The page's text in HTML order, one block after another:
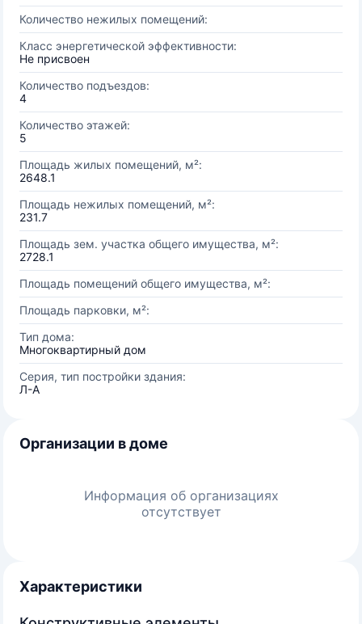
Количество нежилых помещений:
Класс энергетической эффективности:
Не присвоен
Количество подъездов:
4
Количество этажей:
5
Площадь жилых помещений, м²:
2648.1
Площадь нежилых помещений, м²:
231.7
Площадь зем. участка общего имущества, м²:
2728.1
Площадь помещений общего имущества, м²:
Площадь парковки, м²:
Тип дома:
Многоквартирный дом
Серия, тип постройки здания:
Л-А
Организации в доме
Информация об организациях
отсутствует
Характеристики